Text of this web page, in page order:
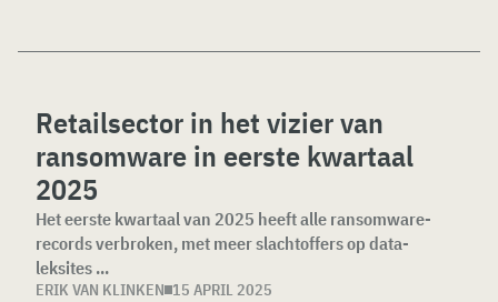
Retailsector in het vizier van
ransomware in eerste kwartaal
2025
Het eerste kwartaal van 2025 heeft alle ransomware-
records verbroken, met meer slachtoffers op data-
leksites ...
ERIK VAN KLINKEN 15 APRIL 2025